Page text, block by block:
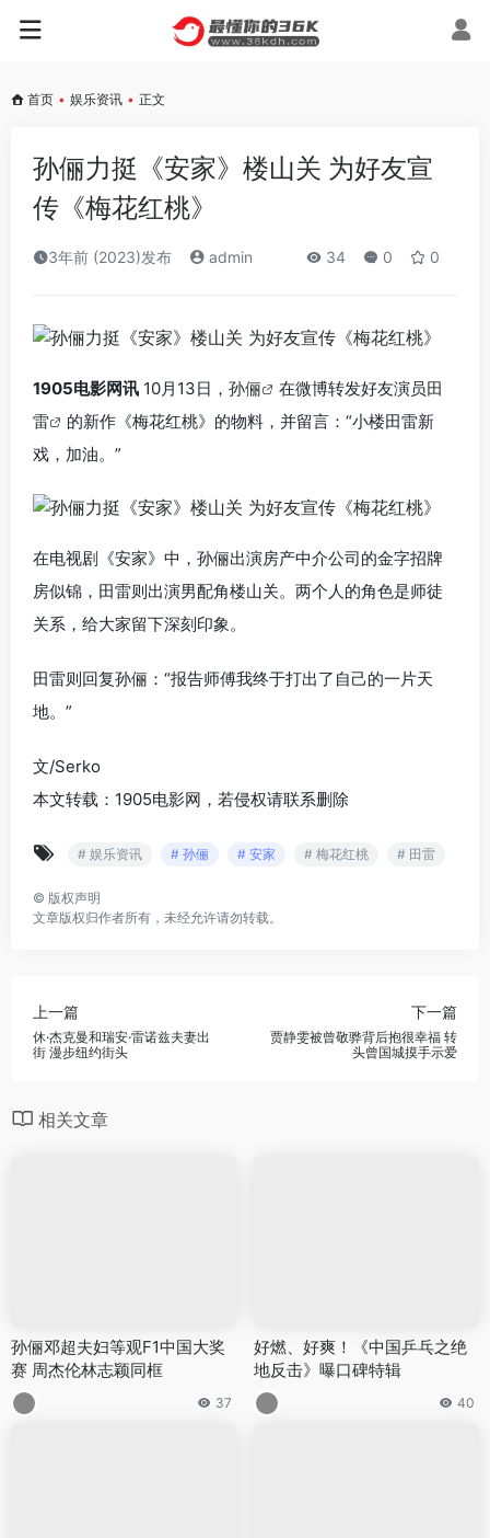
首页 • 娱乐资讯 • 正文
孙俪力挺《安家》楼山关 为好友宣
传《梅花红桃》
3年前 (2023)发布 admin 34 0 0
1905电影网讯 10月13日， 孙俪 在微博转发好友演员田
雷
的新作《梅花红桃》的物料，并留言：“小楼田雷新
戏，加油。”
在电视剧《安家》中，孙俪出演房产中介公司的金字招牌
房似锦，田雷则出演男配角楼山关。两个人的角色是师徒
关系，给大家留下深刻印象。
田雷则回复孙俪：“报告师傅我终于打出了自己的一片天
地。”
文/Serko
本文转载：1905电影网，若侵权请联系删除
# 娱乐资讯 # 孙俪 # 安家 # 梅花红桃 # 田雷
© 版权声明
文章版权归作者所有，未经允许请勿转载。
上一篇
休·杰克曼和瑞安·雷诺兹夫妻出
街 漫步纽约街头
下一篇
贾静雯被曾敬骅背后抱很幸福 转
头曾国城摸手示爱
相关文章
孙俪邓超夫妇等观F1中国大奖
赛 周杰伦林志颖同框
37
好燃、好爽！《中国乒乓之绝
地反击》曝口碑特辑
40